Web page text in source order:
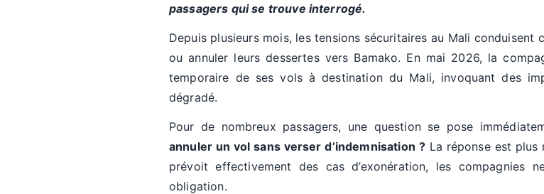
passagers qui se trouve interrogé.
Depuis plusieurs mois, les tensions sécuritaires au Mali conduisent
ou annuler leurs dessertes vers Bamako. En mai 2026, la
temporaire de ses vols à destination du Mali, invoquant des
dégradé.
Pour de nombreux passagers, une question se pose
annuler un vol sans verser d’indemnisation ?La réponse est plus
prévoit effectivement des cas d’exonération, les
obligation.